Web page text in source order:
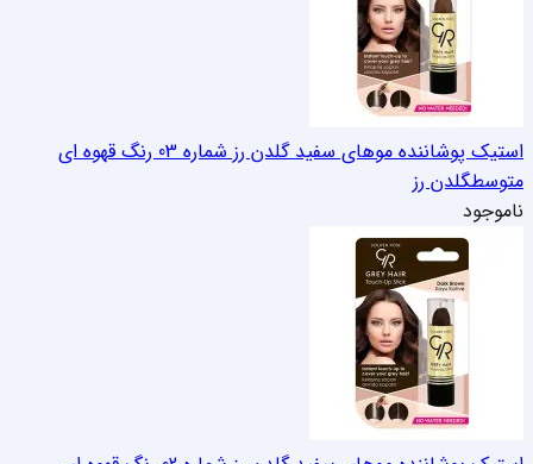
استیک پوشاننده موهای سفید گلدن رز شماره 03 رنگ قهوه ای
متوسطگلدن رز
ناموجود